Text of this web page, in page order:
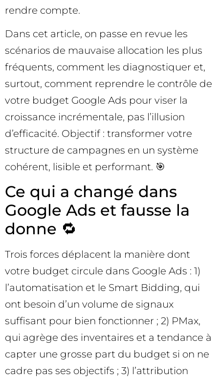
rendre compte.
Dans cet article, on passe en revue les
scénarios de mauvaise allocation les plus
fréquents, comment les diagnostiquer et,
surtout, comment reprendre le contrôle de
votre budget Google Ads pour viser la
croissance incrémentale, pas l’illusion
d’efficacité. Objectif : transformer votre
structure de campagnes en un système
cohérent, lisible et performant. 🎯
Ce qui a changé dans
Google Ads et fausse la
donne 🔁
Trois forces déplacent la manière dont
votre budget circule dans Google Ads : 1)
l’automatisation et le Smart Bidding, qui
ont besoin d’un volume de signaux
suffisant pour bien fonctionner ; 2) PMax,
qui agrège des inventaires et a tendance à
capter une grosse part du budget si on ne
cadre pas ses objectifs ; 3) l’attribution